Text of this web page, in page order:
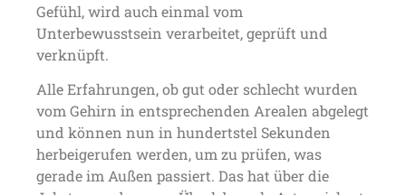
Gefühl, wird auch einmal vom
Unterbewusstsein verarbeitet, geprüft und
verknüpft.
Alle Erfahrungen, ob gut oder schlecht wurden
vom Gehirn in entsprechenden Arealen abgelegt
und können nun in hundertstel Sekunden
herbeigerufen werden, um zu prüfen, was
gerade im Außen passiert. Das hat über die